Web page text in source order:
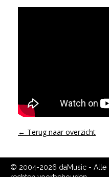
← Terug naar overzicht
© 2004-2026 daMusic - Alle